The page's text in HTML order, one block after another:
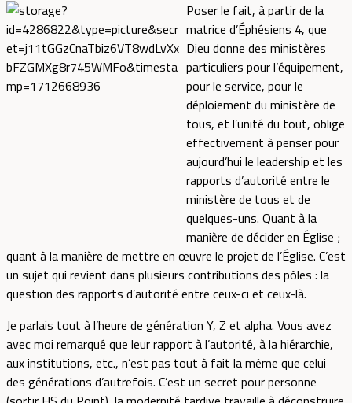
Poser le fait, à partir de la
matrice d’Éphésiens 4, que
Dieu donne des ministères
particuliers pour l’équipement,
pour le service, pour le
déploiement du ministère de
tous, et l’unité du tout, oblige
effectivement à penser pour
aujourd’hui le leadership et les
rapports d’autorité entre le
ministère de tous et de
quelques-uns. Quant à la
manière de décider en Église ;
quant à la manière de mettre en œuvre le projet de l’Église. C’est
un sujet qui revient dans plusieurs contributions des pôles : la
question des rapports d’autorité entre ceux-ci et ceux-là.
Je parlais tout à l’heure de génération Y, Z et alpha. Vous avez
avec moi remarqué que leur rapport à l’autorité, à la hiérarchie,
aux institutions, etc., n’est pas tout à fait la même que celui
des générations d’autrefois. C’est un secret pour personne